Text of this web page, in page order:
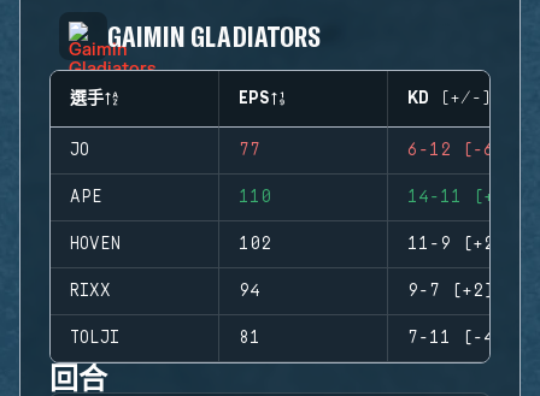
GAIMIN GLADIATORS
選手 EPS KD (+/-)
JO 77 6-12 (-6)
APE 110 14-11 (+3)
HOVEN 102 11-9 (+2)
RIXX 94 9-7 (+2)
TOLJI 81 7-11 (-4)
回合